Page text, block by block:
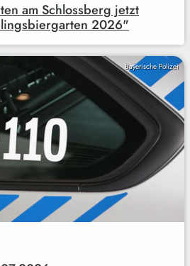
am Schlossberg jetzt
2026"
Bayerische Polizei